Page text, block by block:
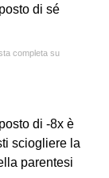
di sé
completa su
di -8x è
sciogliere la
parentesi